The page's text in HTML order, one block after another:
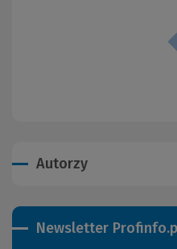
Autorzy
Newsletter